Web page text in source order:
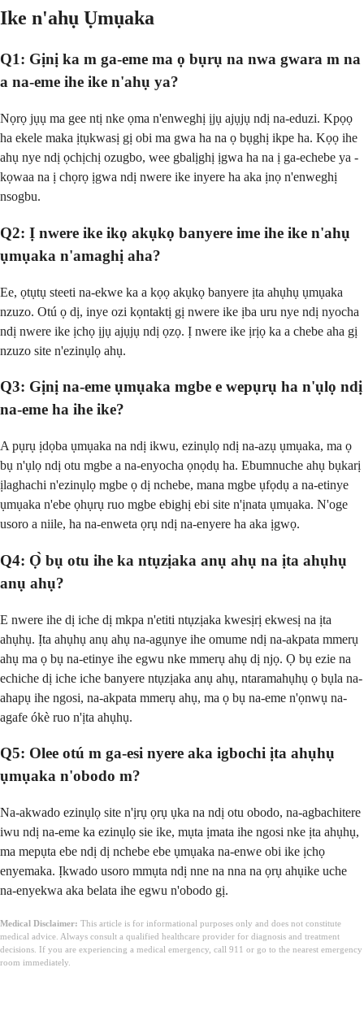
Ike n'ahụ Ụmụaka
Q1: Gịnị ka m ga-eme ma ọ bụrụ na nwa gwara m na
a na-eme ihe ike n'ahụ ya?
Nọrọ jụụ ma gee ntị nke ọma n'enweghị ịjụ ajụjụ ndị na-eduzi. Kpọọ
ha ekele maka ịtụkwasị gị obi ma gwa ha na ọ bụghị ikpe ha. Kọọ ihe
ahụ nye ndị ọchịchị ozugbo, wee gbalịghị ịgwa ha na ị ga-echebe ya -
kọwaa na ị chọrọ ịgwa ndị nwere ike inyere ha aka ịnọ n'enweghị
nsogbu.
Q2: Ị nwere ike ikọ akụkọ banyere ime ihe ike n'ahụ
ụmụaka n'amaghị aha?
Ee, ọtụtụ steeti na-ekwe ka a kọọ akụkọ banyere ịta ahụhụ ụmụaka
nzuzo. Otú ọ dị, inye ozi kọntaktị gị nwere ike ịba uru nye ndị nyocha
ndị nwere ike ịchọ ịjụ ajụjụ ndị ọzọ. Ị nwere ike ịrịọ ka a chebe aha gị
nzuzo site n'ezinụlọ ahụ.
Q3: Gịnị na-eme ụmụaka mgbe e wepụrụ ha n'ụlọ ndị
na-eme ha ihe ike?
A pụrụ ịdọba ụmụaka na ndị ikwu, ezinụlọ ndị na-azụ ụmụaka, ma ọ
bụ n'ụlọ ndị otu mgbe a na-enyocha ọnọdụ ha. Ebumnuche ahụ bụkarị
ịlaghachi n'ezinụlọ mgbe ọ dị nchebe, mana mgbe ụfọdụ a na-etinye
ụmụaka n'ebe ọhụrụ ruo mgbe ebighị ebi site n'ịnata ụmụaka. N'oge
usoro a niile, ha na-enweta ọrụ ndị na-enyere ha aka ịgwọ.
Q4: Ọ̀ bụ otu ihe ka ntụzịaka anụ ahụ na ịta ahụhụ
anụ ahụ?
E nwere ihe dị iche dị mkpa n'etiti ntụzịaka kwesịrị ekwesị na ịta
ahụhụ. Ịta ahụhụ anụ ahụ na-agụnye ihe omume ndị na-akpata mmerụ
ahụ ma ọ bụ na-etinye ihe egwu nke mmerụ ahụ dị njọ. Ọ bụ ezie na
echiche dị iche iche banyere ntụzịaka anụ ahụ, ntaramahụhụ ọ bụla na-
ahapụ ihe ngosi, na-akpata mmerụ ahụ, ma ọ bụ na-eme n'ọnwụ na-
agafe ókè ruo n'ịta ahụhụ.
Q5: Olee otú m ga-esi nyere aka igbochi ịta ahụhụ
ụmụaka n'obodo m?
Na-akwado ezinụlọ site n'ịrụ ọrụ ụka na ndị otu obodo, na-agbachitere
iwu ndị na-eme ka ezinụlọ sie ike, mụta ịmata ihe ngosi nke ịta ahụhụ,
ma mepụta ebe ndị dị nchebe ebe ụmụaka na-enwe obi ike ịchọ
enyemaka. Ịkwado usoro mmụta ndị nne na nna na ọrụ ahụike uche
na-enyekwa aka belata ihe egwu n'obodo gị.
Medical Disclaimer: This article is for informational purposes only and does not constitute
medical advice. Always consult a qualified healthcare provider for diagnosis and treatment
decisions. If you are experiencing a medical emergency, call 911 or go to the nearest emergency
room immediately.